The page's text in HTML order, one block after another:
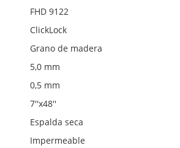
FHD 9122
ClickLock
Grano de madera
5,0 mm
0,5 mm
7''x48''
Espalda seca
Impermeable